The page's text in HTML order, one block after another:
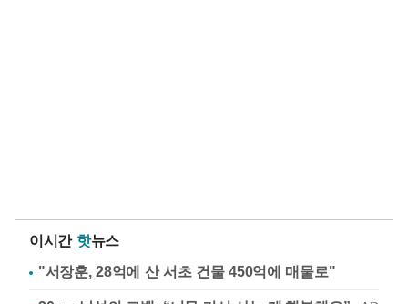
이시간 핫뉴스
"서장훈, 28억에 산 서초 건물 450억에 매물로"